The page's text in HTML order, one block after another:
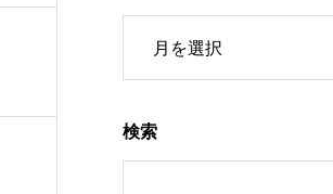
検索